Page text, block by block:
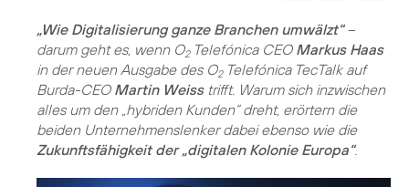
„Wie Digitalisierung ganze Branchen umwälzt“–
darum geht es, wenn O2Telefónica CEO Markus Haas
in der neuen Ausgabe des O2Telefónica TecTalk auf
Burda-CEO Martin Weisstrifft. Warum sich inzwischen
alles um den „hybriden Kunden“ dreht, erörtern die
beiden Unternehmenslenker dabei ebenso wie die
Zukunftsfähigkeit der „digitalen Kolonie Europa“.